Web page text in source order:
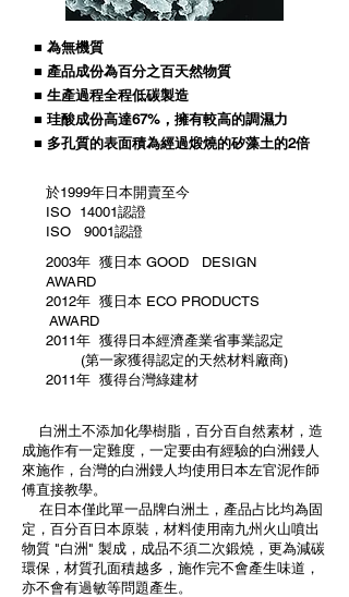
■ 為無機質
■ 產品成份為百分之百天然物質
■ 生產過程全程低碳製造
■ 珪酸成份高達67%，擁有較高的調濕力
■ 多孔質的表面積為經過煅燒的矽藻土的2倍
2003年 獲日本 GOOD DESIGN
AWARD
2012年 獲日本 ECO PRODUCTS
AWARD
2011年 獲得日本經濟產業省事業認定
(第一家獲得認定的天然材料廠商)
2011年 獲得台灣綠建材
於1999年日本開賣至今
ISO 14001認證
ISO 9001認證
白洲土不添加化學樹脂，百分百自然素材，造
成施作有一定難度，一定要由有經驗的白洲鏝人
來施作，台灣的白洲鏝人均使用日本左官泥作師
傅直接教學。
在日本僅此單一品牌白洲土，產品占比均為固
定，百分百日本原裝，材料使用南九州火山噴出
物質 "白洲" 製成，成品不須二次鍛燒，更為減碳
環保，材質孔面積越多，施作完不會產生味道，
亦不會有過敏等問題產生。